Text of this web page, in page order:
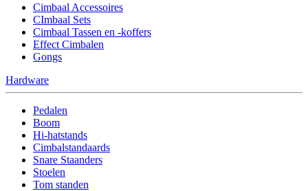
Cimbaal Accessoires
CImbaal Sets
Cimbaal Tassen en -koffers
Effect Cimbalen
Gongs
Hardware
Pedalen
Boom
Hi-hatstands
Cimbalstandaards
Snare Staanders
Stoelen
Tom standen